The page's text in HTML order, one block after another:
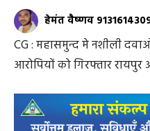
हेमंत वैष्णव
CG : महासमुन्द मे नशीली
आरोपियों को गिरफ्तार रायपुर